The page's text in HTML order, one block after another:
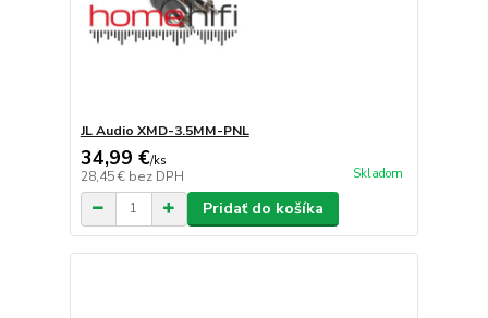
JL Audio XMD-3.5MM-PNL
34,99 €/ks
28,45 € bez DPH Skladom
Pridať do košíka